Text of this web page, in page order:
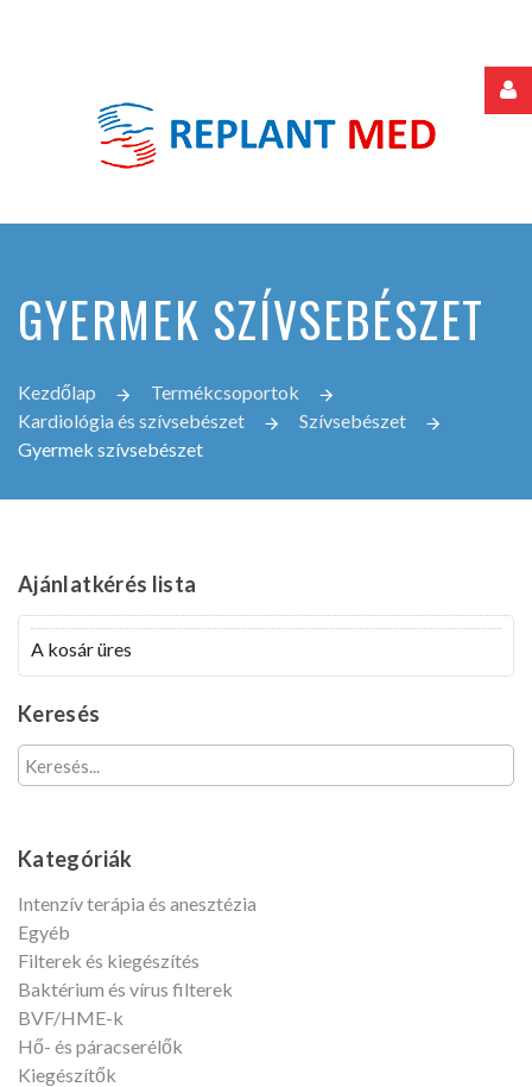
GYERMEK SZÍVSEBÉSZET
Kezdőlap
Termékcsoportok
Kardiológia és szívsebészet
Szívsebészet
Gyermek szívsebészet
Ajánlatkérés lista
A kosár üres
Keresés
Kategóriák
Intenzív terápia és anesztézia
Egyéb
Filterek és kiegészítés
Baktérium és vírus filterek
BVF/HME-k
Hő- és páracserélők
Kiegészítők
Felhasználónév
Jegyezze
meg
Elfelejtette